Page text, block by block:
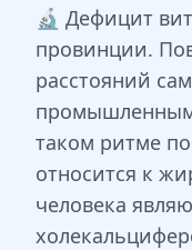
🔬 Дефицит
провинции.
расстояний
таком ритме
относится к
человека